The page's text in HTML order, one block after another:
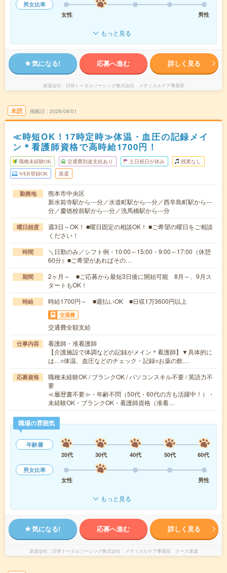
男女比率
女性
男性
もっと見る
気になる! 応募へ進む 詳しく見る
派遣会社 日研トータルソーシング株式会社 メディカルケア事業部
未読 掲載日 2026/08/01
≪時短OK！17時定時≫体温・血圧の記録メイ
ン＊看護師資格で高時給1700円！
職種未経験OK 交通費別途支給あり 土日祝日が休み 残業なし
WEB登録OK 派遣
勤務地
熊本市中央区
新水前寺駅から---分／水道町駅から---分／西辛島町駅から---
分／慶徳校前駅から---分／洗馬橋駅から---分
曜日頻度
週3日～OK！ ■曜日固定の相談OK！ ■ご希望の曜日をご相談
ください！
時間
＼日勤のみ／シフト例・10:00～15:00・9:00～17:00（休憩
60分）■ご希望があればその…
期間
2ヶ月～ ■ご応募から最短3日後に開始可能 8月～、9月ス
タートもOK！
時給 時給1700円～ ■週払いOK ■日収1万3600円以上
交通費
交通費全額支給
仕事内容
看護師・准看護師
【介護施設で体調などの記録がメイン＊看護師】▼具体的に
は…○体温、血圧などのチェック・記録○お薬の飲…
応募資格
職種未経験OK / ブランクOK / パソコンスキル不要 / 英語力不
要
≪履歴書不要≫・年齢不問（50代・60代の方も活躍中！）・
未経験OK・ブランクOK・看護師資格（准看…
職場の雰囲気
年齢層
20代
30代 40代 50代
60代
男女比率
女性
男性
もっと見る
気になる! 応募へ進む 詳しく見る
派遣会社 日研トータルソーシング株式会社 メディカルケア事業部 ナース派遣